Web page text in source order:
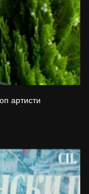
артисти